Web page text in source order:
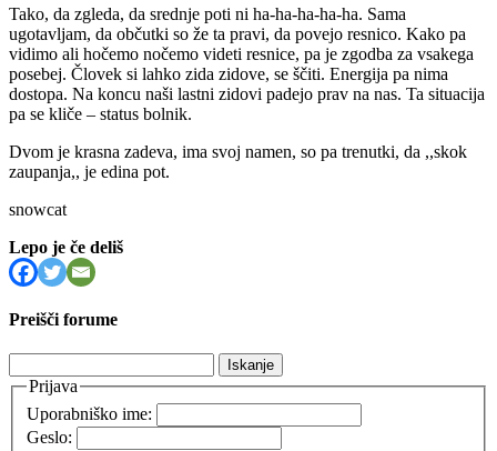
Tako, da zgleda, da srednje poti ni ha-ha-ha-ha-ha. Sama
ugotavljam, da občutki so že ta pravi, da povejo resnico. Kako pa
vidimo ali hočemo nočemo videti resnice, pa je zgodba za vsakega
posebej. Človek si lahko zida zidove, se ščiti. Energija pa nima
dostopa. Na koncu naši lastni zidovi padejo prav na nas. Ta situacija
pa se kliče – status bolnik.
Dvom je krasna zadeva, ima svoj namen, so pa trenutki, da ,,skok
zaupanja,, je edina pot.
snowcat
Lepo je če deliš
Preišči forume
Prijava
Uporabniško ime:
Geslo: